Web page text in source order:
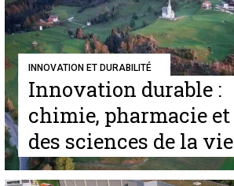
INNOVATION ET DURABILITÉ
Innovation durable :
chimie, pharmacie et
des sciences de la vie